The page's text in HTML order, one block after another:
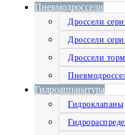
Пневмодроссели
Дроссели
Дроссели
Дроссели
Гидроаппаратура
Гидроклапаны